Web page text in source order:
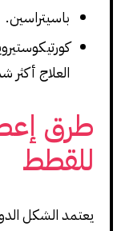
باسيتراسين.
العلاج أكثر
طرق
للقطط
يعتمد الشكل